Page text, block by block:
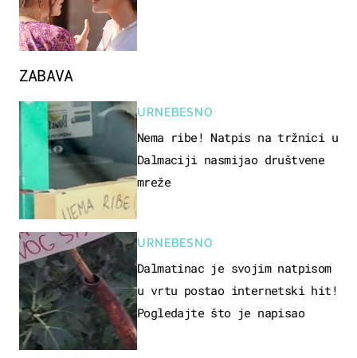
ZABAVA
URNEBESNO
Nema ribe! Natpis na tržnici u
Dalmaciji nasmijao društvene
mreže
URNEBESNO
Dalmatinac je svojim natpisom
u vrtu postao internetski hit!
Pogledajte što je napisao